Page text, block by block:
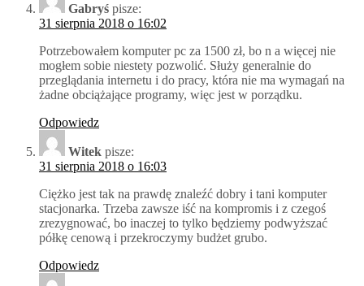
Gabryś pisze:
31 sierpnia 2018 o 16:02
Potrzebowałem komputer pc za 1500 zł, bo n a więcej nie
mogłem sobie niestety pozwolić. Służy generalnie do
przeglądania internetu i do pracy, która nie ma wymagań na
żadne obciążające programy, więc jest w porządku.
Odpowiedz
Witek pisze:
31 sierpnia 2018 o 16:03
Ciężko jest tak na prawdę znaleźć dobry i tani komputer
stacjonarka. Trzeba zawsze iść na kompromis i z czegoś
zrezygnować, bo inaczej to tylko będziemy podwyższać
półkę cenową i przekroczymy budżet grubo.
Odpowiedz